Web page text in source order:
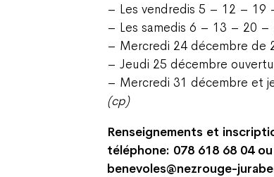
– Les vendredis 5 – 12 – 19
– Les samedis 6 – 13 – 20 –
– Mercredi 24 décembre de
– Jeudi 25 décembre
– Mercredi 31 décembre et
(cp)
Renseignements et
téléphone: 078 618 68 04
benevoles@nezrouge-